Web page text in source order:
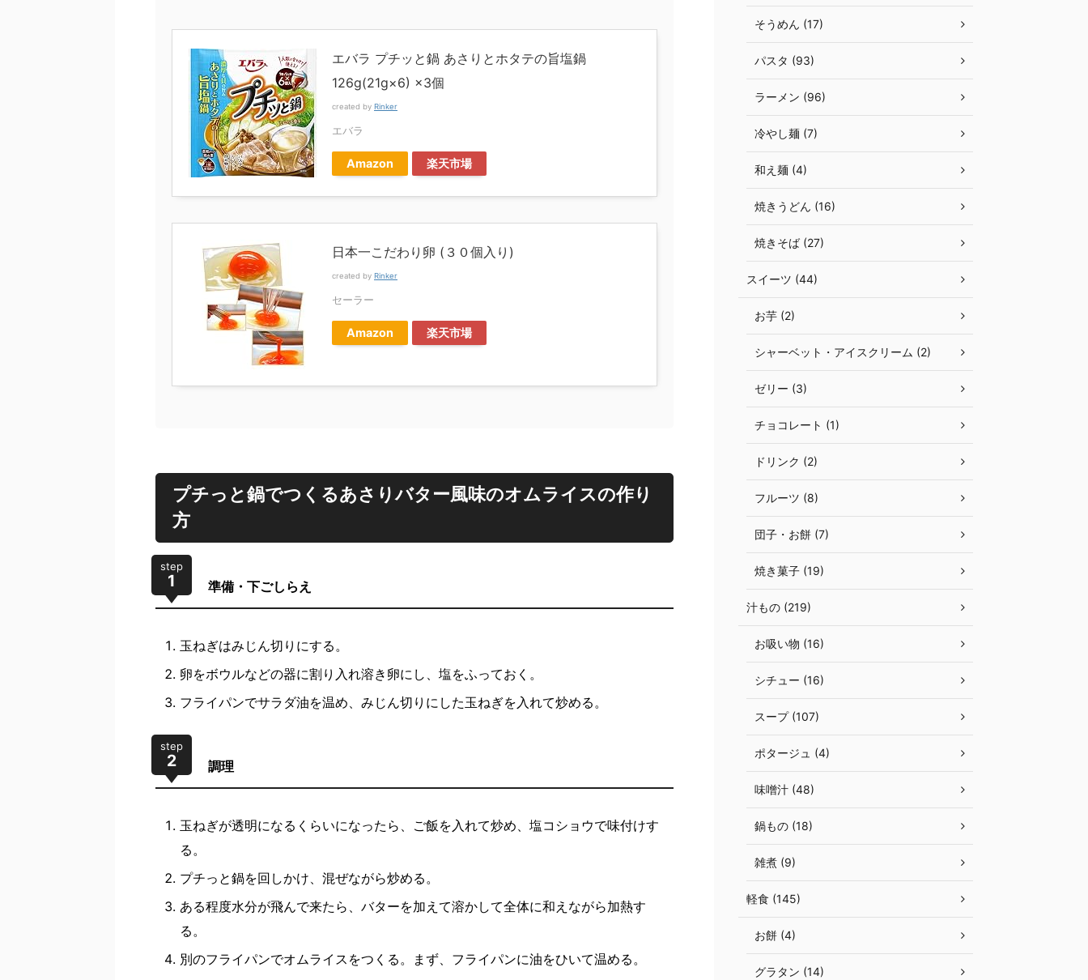
エバラ プチッと鍋 あさりとホタテの旨塩鍋
126g(21g×6) ×3個
created by Rinker
エバラ
Amazon 楽天市場
日本一こだわり卵 (３０個入り)
created by Rinker
セーラー
Amazon 楽天市場
プチっと鍋でつくるあさりバター風味のオムライスの作り
方
step
1 準備・下ごしらえ
玉ねぎはみじん切りにする。
卵をボウルなどの器に割り入れ溶き卵にし、塩をふっておく。
フライパンでサラダ油を温め、みじん切りにした玉ねぎを入れて炒める。
step
2 調理
玉ねぎが透明になるくらいになったら、ご飯を入れて炒め、塩コショウで味付けす
る。
プチっと鍋を回しかけ、混ぜながら炒める。
ある程度水分が飛んで来たら、バターを加えて溶かして全体に和えながら加熱す
る。
別のフライパンでオムライスをつくる。まず、フライパンに油をひいて温める。
そうめん (17)
パスタ (93)
ラーメン (96)
冷やし麺 (7)
和え麺 (4)
焼きうどん (16)
焼きそば (27)
スイーツ (44)
お芋 (2)
シャーベット・アイスクリーム (2)
ゼリー (3)
チョコレート (1)
ドリンク (2)
フルーツ (8)
団子・お餅 (7)
焼き菓子 (19)
汁もの (219)
お吸い物 (16)
シチュー (16)
スープ (107)
ポタージュ (4)
味噌汁 (48)
鍋もの (18)
雑煮 (9)
軽食 (145)
お餅 (4)
グラタン (14)